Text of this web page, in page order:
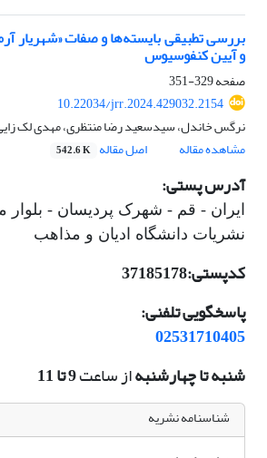
بررسی تطبیقی بایسته‌ها و صفات «شهریار
و آیین کنفوسیوس
صفحه329-351
10.22034/jrr.2024.429032.2154
نرگس خاندل، سیدسعید رضا منتظری، مهدی لک
مشاهده مقاله
اصل مقاله 542.6 K
آدرس پستی:
ایران - قم - شهرک پردیسان - بلوار
نشریات دانشگاه ادیان و مذاهب
کدپستی:37185178
پاسخگویی تلفنی:
02531710405
شنبه تا چهارشنبهاز ساعت9 تا 11
شناسنامه نشریه